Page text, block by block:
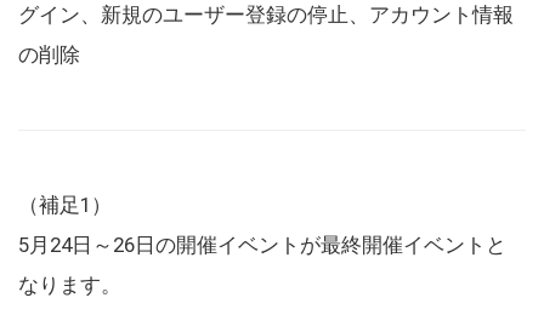
グイン、新規のユーザー登録の停止、アカウント情報
の削除
（補足1）
5月24日～26日の開催イベントが最終開催イベントと
なります。